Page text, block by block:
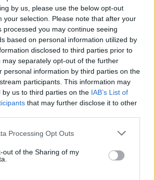
by us, please use the below opt-out
your selection. Please note that after your
processed you may continue seeing
based on personal information utilized by
disclosed to third parties prior to
may separately opt-out of the further
personal information by third parties on the
participants. This information may
by us to third parties on the IAB’s List of
that may further disclose it to other
Processing Opt Outs
out of the Sharing of my